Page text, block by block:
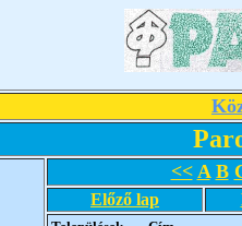
<< A B
Előző lap